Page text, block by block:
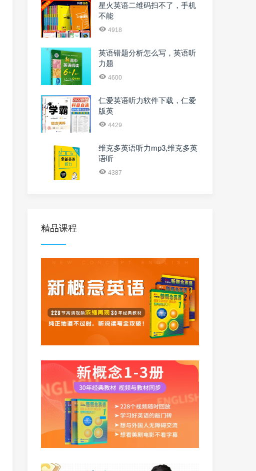
星火英语二维码扫不了，手机
不能
4918
英语错题分析怎么写，英语听
力题
4600
仁爱英语听力软件下载，仁爱
版英
4429
维克多英语听力mp3,维克多英
语听
4387
精品课程